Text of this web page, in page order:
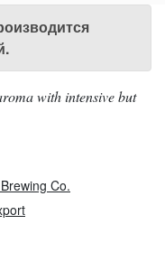
with intensive but
Co.